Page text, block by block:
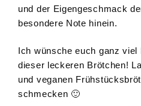
und der Eigengeschmack
besondere Note hinein.
Ich wünsche euch ganz viel
dieser leckeren Brötchen!
und veganen
schmecken 🙂